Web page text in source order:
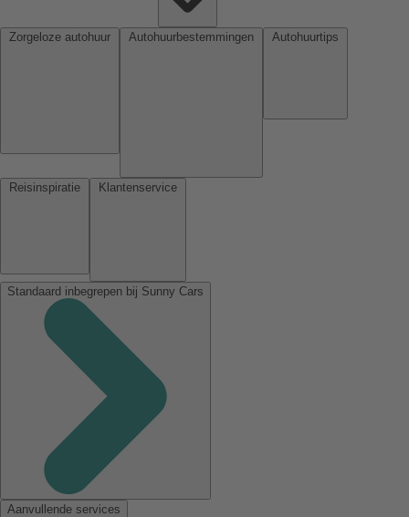
Standaard inbegrepen bij Sunny Cars
Aanvullende services